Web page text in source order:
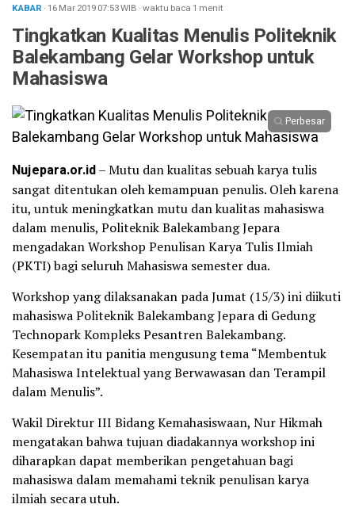
KABAR · 16 Mar 201907:53WIB ·waktu baca 1 menit
Tingkatkan Kualitas Menulis Politeknik
Balekambang Gelar Workshop untuk
Mahasiswa
Perbesar
Nujepara.or.id– Mutu dan kualitas sebuah karya tulis
sangat ditentukan oleh kemampuan penulis. Oleh karena
itu, untuk meningkatkan mutu dan kualitas mahasiswa
dalam menulis, Politeknik Balekambang Jepara
mengadakan Workshop Penulisan Karya Tulis Ilmiah
(PKTI) bagi seluruh Mahasiswa semester dua.
Workshop yang dilaksanakan pada Jumat (15/3) ini diikuti
mahasiswa Politeknik Balekambang Jepara di Gedung
Technopark Kompleks Pesantren Balekambang.
Kesempatan itu panitia mengusung tema “Membentuk
Mahasiswa Intelektual yang Berwawasan dan Terampil
dalam Menulis”.
Wakil Direktur III Bidang Kemahasiswaan, Nur Hikmah
mengatakan bahwa tujuan diadakannya workshop ini
diharapkan dapat memberikan pengetahuan bagi
mahasiswa dalam memahami teknik penulisan karya
ilmiah secara utuh.